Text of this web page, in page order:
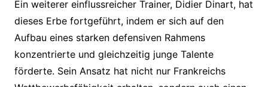
Ein weiterer einflussreicher Trainer, Didier Dinart, hat
dieses Erbe fortgeführt, indem er sich auf den
Aufbau eines starken defensiven Rahmens
konzentrierte und gleichzeitig junge Talente
förderte. Sein Ansatz hat nicht nur Frankreichs